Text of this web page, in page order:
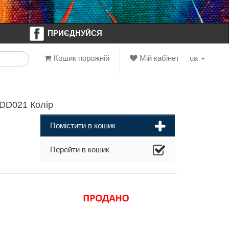
ПРИЄДНУЙСЯ
ua
Мій кабінет
Кошик порожній
Колір
Помістити в кошик
Перейти в кошик